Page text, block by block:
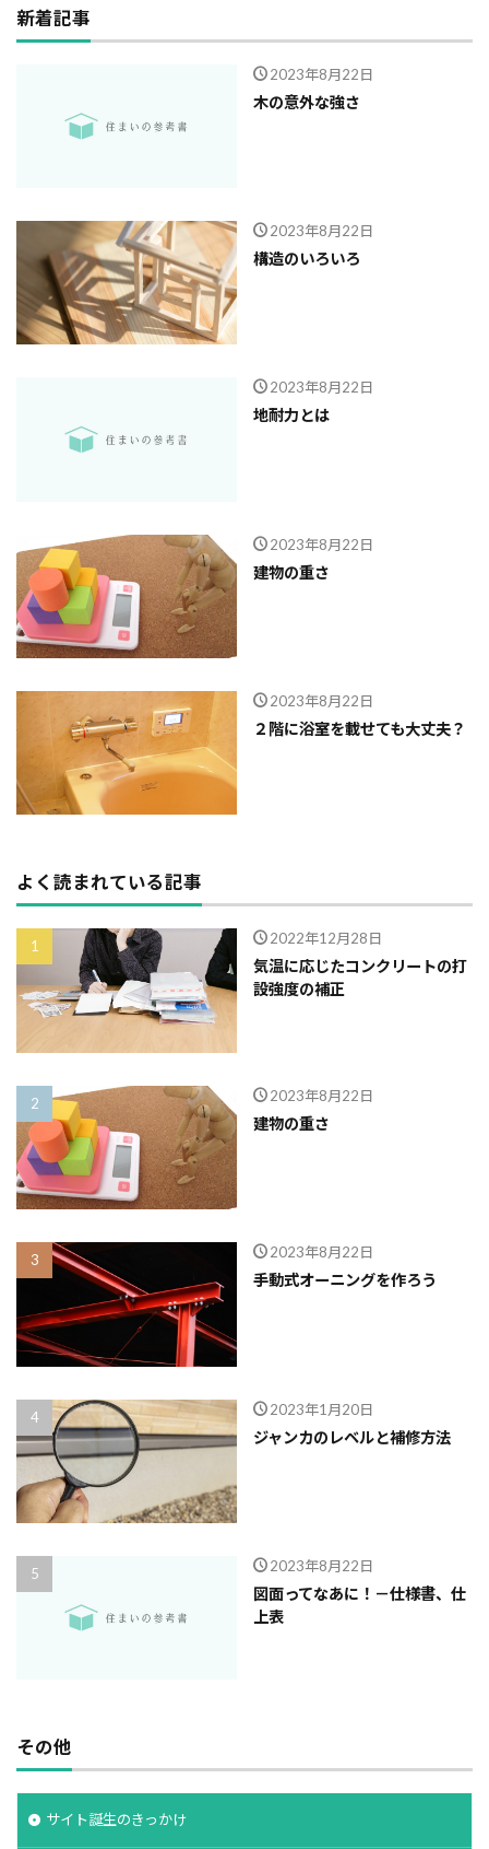
新着記事
2023年8月22日
木の意外な強さ
2023年8月22日
構造のいろいろ
2023年8月22日
地耐力とは
2023年8月22日
建物の重さ
2023年8月22日
２階に浴室を載せても大丈夫？
よく読まれている記事
2022年12月28日
気温に応じたコンクリートの打
設強度の補正
2023年8月22日
建物の重さ
2023年8月22日
手動式オーニングを作ろう
2023年1月20日
ジャンカのレベルと補修方法
2023年8月22日
図面ってなあに！－仕様書、仕
上表
その他
サイト誕生のきっかけ